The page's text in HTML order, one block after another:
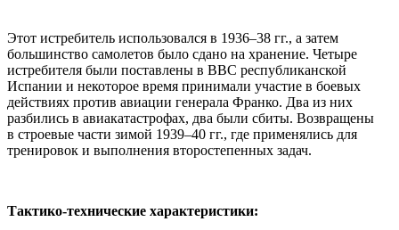
Этот истребитель использовался в 1936–38 гг., а затем
большинство самолетов было сдано на хранение. Четыре
истребителя были поставлены в ВВС республиканской
Испании и некоторое время принимали участие в боевых
действиях против авиации генерала Франко. Два из них
разбились в авиакатастрофах, два были сбиты. Возвращены
в строевые части зимой 1939–40 гг., где применялись для
тренировок и выполнения второстепенных задач.
Тактико-технические характеристики: